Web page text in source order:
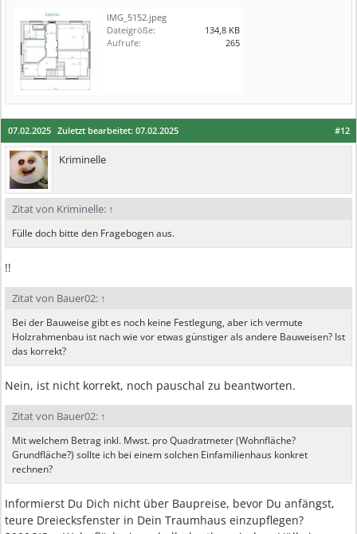
IMG_5152.jpeg
Dateigröße:
134,8 KB
Aufrufe:
265
#12
07.02.2025 Zuletzt bearbeitet: 07.02.2025
Kriminelle
Zitat von Kriminelle: ↑
Fülle doch bitte den Fragebogen aus.
!!
Zitat von Bauer02: ↑
Bei der Bauweise gibt es noch keine Festlegung, aber ich vermute
Holzrahmenbau ist nach wie vor etwas günstiger als andere Bauweisen? Ist
das korrekt?
Nein, ist nicht korrekt, noch pauschal zu beantworten.
Zitat von Bauer02: ↑
Mit welchem Betrag inkl. Mwst. pro Quadratmeter (Wohnfläche?
Grundfläche?) sollte ich bei einem solchen Einfamilienhaus konkret
rechnen?
Informierst Du Dich nicht über Baupreise, bevor Du anfängst,
teure Dreiecksfenster in Dein Traumhaus einzupflegen?